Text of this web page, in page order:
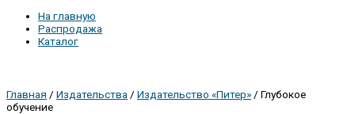
На главную
Распродажа
Каталог
Главная / Издательства / Издательство «Питер» / Глубокое
обучение